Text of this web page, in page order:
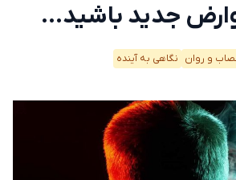
جدید باشید…
و روان نگاهی به آینده